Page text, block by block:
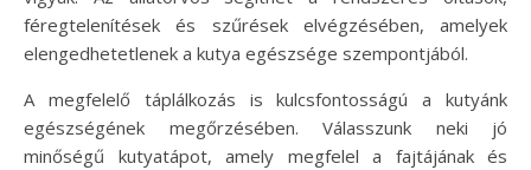
féregtelenítések és szűrések elvégzésében, amelyek
elengedhetetlenek a kutya egészsége szempontjából.
A megfelelő táplálkozás is kulcsfontosságú a kutyánk
egészségének megőrzésében. Válasszunk neki jó
minőségű kutyatápot, amely megfelel a fajtájának és